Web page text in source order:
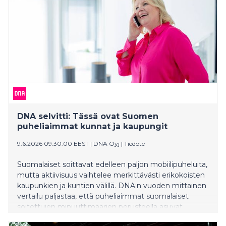
DNA selvitti: Tässä ovat Suomen
puheliaimmat kunnat ja kaupungit
9.6.2026 09:30:00 EEST | DNA Oyj | Tiedote
Suomalaiset soittavat edelleen paljon mobiilipuheluita,
mutta aktiivisuus vaihtelee merkittävästi erikokoisten
kaupunkien ja kuntien välillä. DNA:n vuoden mittainen
vertailu paljastaa, että puheliaimmat suomalaiset
soitettujen minuuttimäärien perusteella asuvat